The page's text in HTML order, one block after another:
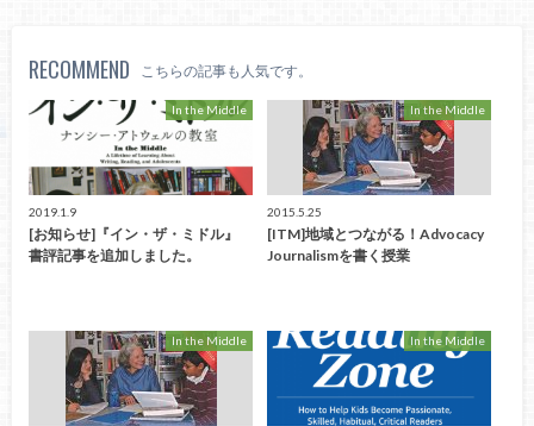
RECOMMEND こちらの記事も人気です。
In the Middle
2019.1.9
[お知らせ]『イン・ザ・ミドル』
書評記事を追加しました。
In the Middle
2015.5.25
[ITM]地域とつながる！Advocacy
Journalismを書く授業
In the Middle In the Middle